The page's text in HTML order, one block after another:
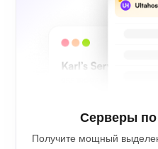
Серверы по
Получите мощный